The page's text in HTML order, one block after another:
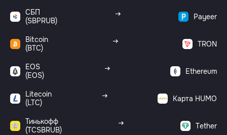
СБП
(SBPRUB)
Payeer
Bitcoin
(BTC)
TRON
EOS
(EOS)
Ethereum
Litecoin
(LTC)
Карта HUMO
Тинькофф
(TCSBRUB)
Tether